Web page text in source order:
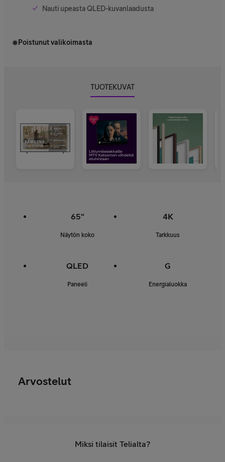
Nauti upeasta QLED-kuvanlaadusta
Poistunut valikoimasta
TUOTEKUVAT
65"
Näytön koko
4K
Tarkkuus
QLED
Paneeli
G
Energialuokka
Arvostelut
Miksi tilaisit Telialta?